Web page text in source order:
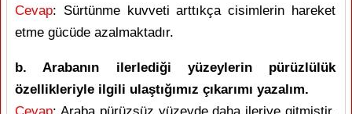
Cevap: Sürtünme kuvveti arttıkça cisimlerin hareket
etme gücüde azalmaktadır.
b. Arabanın ilerlediği yüzeylerin pürüzlülük
özellikleriyle ilgili ulaştığımız çıkarımı yazalım.